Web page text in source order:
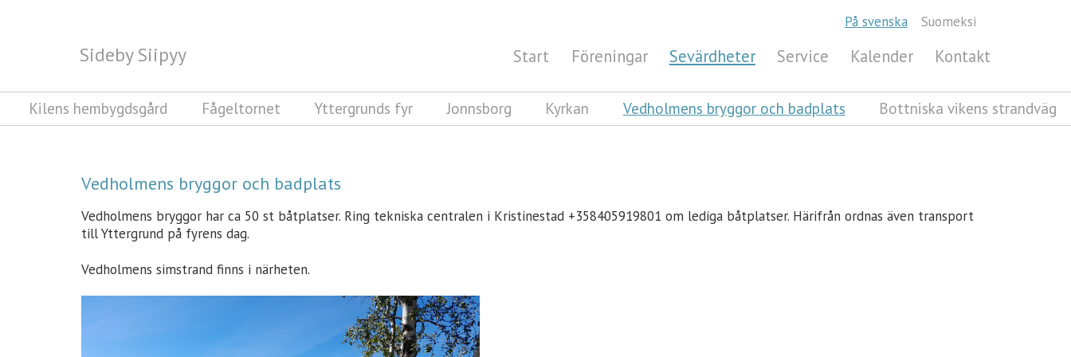
Sideby Siipyy
På svenska Suomeksi
Start Föreningar Sevärdheter Service Kalender Kontakt
Kilens hembygdsgård Fågeltornet Yttergrunds fyr Jonnsborg Kyrkan Vedholmens bryggor och badplats Bottniska vikens strandväg
Vedholmens bryggor och badplats
Vedholmens bryggor har ca 50 st båtplatser. Ring tekniska centralen i Kristinestad +358405919801 om lediga båtplatser. Härifrån ordnas även transport
till Yttergrund på fyrens dag.
Vedholmens simstrand finns i närheten.